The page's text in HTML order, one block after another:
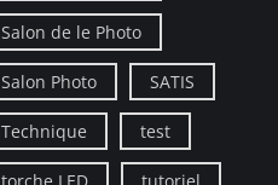
Salon de le Photo
Salon Photo SATIS
Technique test
torche LED tutoriel